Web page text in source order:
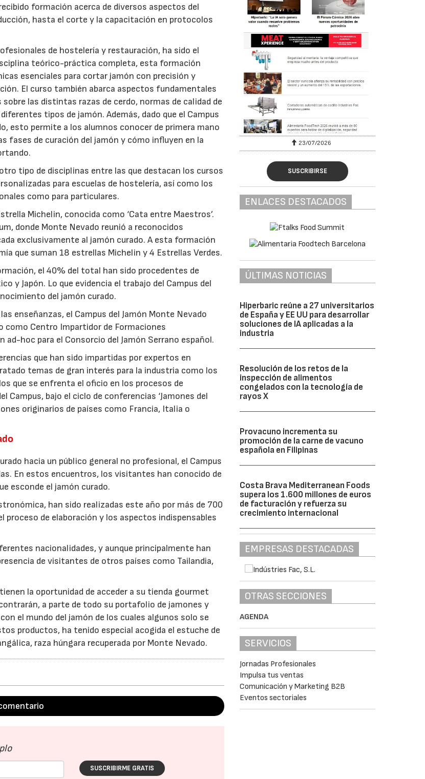
formación acerca de diversos aspectos del
hasta el corte y la capacitación en protocolos
de hostelería y restauración, ha sido el
teórico-práctica completa, esta formación
esenciales para cortar jamón con precisión y
El curso también abarca aspectos fundamentales
las distintas razas de cerdo, normas de calidad de
tipos de jamón. Además, dado que el Campus
esto permite a los alumnos conocer de primera mano
fases de curación del jamón y cómo influyen en la
tipo de disciplinas entre las que destacan los cursos
para escuelas de hostelería, así como los
como para particulares.
Michelin, conocida como ‘Cata entre Maestros’.
donde Monte Nevado reunió a reconocidos
exclusivamente al jamón curado. A esta formación
que suman 18 estrellas Michelin y 4 Estrellas Verdes.
el 40% del total han sido procedentes de
y Japón. Lo que evidencia el trabajo del Campus del
del jamón curado.
enseñanzas, el Campus del Jamón Monte Nevado
como Centro Impartidor de Formaciones
hoc para el Consorcio del Jamón Serrano español.
que han sido impartidas por expertos en
temas de gran interés para la industria como los
que se enfrenta el oficio en los procesos de
bajo el ciclo de conferencias ‘Jamones del
originarios de países como Francia, Italia o
hacia un público general no profesional, el Campus
En estos encuentros, los visitantes han conocido de
esconde el jamón curado.
han sido realizadas este año por más de 700
de elaboración y los aspectos indispensables
nacionalidades, y aunque principalmente han
de visitantes de otros países como Tailandia,
la oportunidad de acceder a su tienda gourmet
a parte de todo su portafolio de jamones y
el mundo del jamón de los cuales algunos solo se
productos, ha tenido especial acogida el estuche de
raza húngara recuperada por Monte Nevado.
SUSCRIBIRME GRATIS
23/07/2026 30/07/2026 23/07/2026
SUSCRIBIRSE
ENLACES DESTACADOS
ÚLTIMAS NOTICIAS
Hiperbaric reúne a 27 universitarios
de España y EE UU para desarrollar
soluciones de IA aplicadas a la
industria
Resolución de los retos de la
inspección de alimentos
congelados con la tecnología de
rayos X
Provacuno incrementa su
promoción de la carne de vacuno
española en Filipinas
Costa Brava Mediterranean Foods
supera los 1.600 millones de euros
de facturación y refuerza su
crecimiento internacional
EMPRESAS DESTACADAS
OTRAS SECCIONES
AGENDA
SERVICIOS
Jornadas Profesionales
Impulsa tus ventas
Comunicación y Marketing B2B
Eventos sectoriales